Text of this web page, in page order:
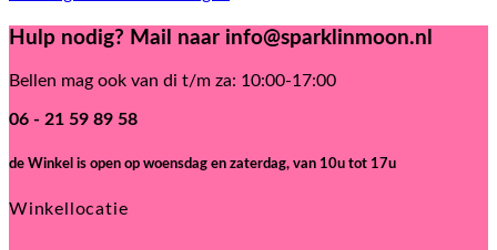
Hulp nodig? Mail naar info@sparklinmoon.nl
Bellen mag ook van di t/m za: 10:00-17:00
06 - 21 59 89 58
de Winkel is open op woensdag en zaterdag, van 10u tot 17u
Winkellocatie